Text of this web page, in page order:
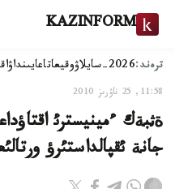
KAZINFORM
ترەند:2026-سايلاۋ وقيعاتاعايىنداۋ
11:58, 25 ناۋرىز 2010
ةثبةك ءمينيسترئ
جانة ئقپالداستئرؤ